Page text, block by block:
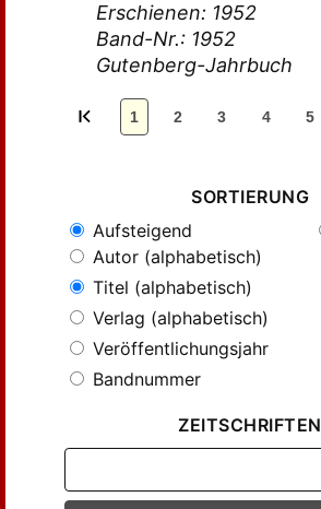
Erschienen: 1952
Band-Nr.: 1952
Gutenberg-Jahrbuch
1 2 3 4 5
SORTIERUNG
Aufsteigend
Autor (alphabetisch)
Titel (alphabetisch)
Verlag (alphabetisch)
Veröffentlichungsjahr
Bandnummer
ZEITSCHRIFTEN